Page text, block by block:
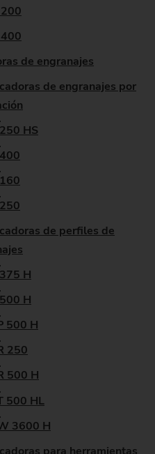
de engranajes
de engranajes por
HS
de perfiles de
H
H
500 H
250
500 H
500 HL
3600 H